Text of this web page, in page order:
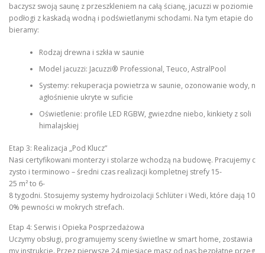
baczysz swoją saunę z przeszkleniem na całą ścianę, jacuzzi w poziomie
podłogi z kaskadą wodną i podświetlanymi schodami. Na tym etapie do
bieramy:
Rodzaj drewna i szkła w saunie
Model jacuzzi: Jacuzzi® Professional, Teuco, AstralPool
Systemy: rekuperacja powietrza w saunie, ozonowanie wody, n
agłośnienie ukryte w suficie
Oświetlenie: profile LED RGBW, gwiezdne niebo, kinkiety z soli
himalajskiej
Etap 3: Realizacja „Pod Klucz”
Nasi certyfikowani monterzy i stolarze wchodzą na budowę. Pracujemy c
zysto i terminowo – średni czas realizacji kompletnej strefy 15-
25 m² to 6-
8 tygodni. Stosujemy systemy hydroizolacji Schlüter i Wedi, które dają 10
0% pewności w mokrych strefach.
Etap 4: Serwis i Opieka Posprzedażowa
Uczymy obsługi, programujemy sceny świetlne w smart home, zostawia
my instrukcje. Przez pierwsze 24 miesiące masz od nas bezpłatne przeg